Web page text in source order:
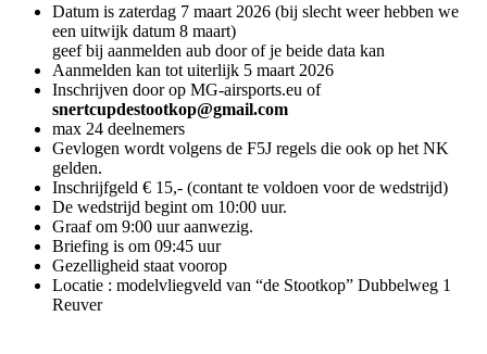
Datum is zaterdag 7 maart 2026 (bij slecht weer hebben we
een uitwijk datum 8 maart)
geef bij aanmelden aub door of je beide data kan
Aanmelden kan tot uiterlijk 5 maart 2026
Inschrijven door op MG-airsports.eu of
snertcupdestootkop@gmail.com
max 24 deelnemers
Gevlogen wordt volgens de F5J regels die ook op het NK
gelden.
Inschrijfgeld € 15,- (contant te voldoen voor de wedstrijd)
De wedstrijd begint om 10:00 uur.
Graaf om 9:00 uur aanwezig.
Briefing is om 09:45 uur
Gezelligheid staat voorop
Locatie : modelvliegveld van “de Stootkop” Dubbelweg 1
Reuver